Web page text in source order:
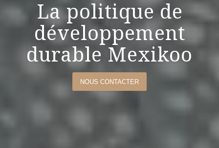
La politique de
développement
durable Mexikoo
NOUS CONTACTER